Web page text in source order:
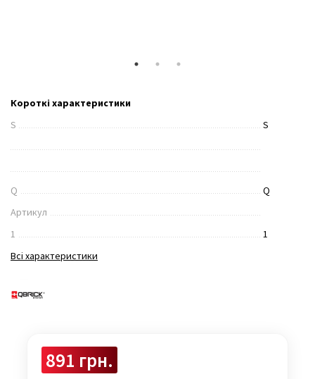
Короткі характеристики
S
S
Q
Q
Артикул
1
1
Всі характеристики
891 грн.